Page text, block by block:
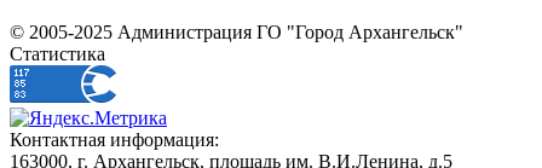
© 2005-2025 Администрация ГО "Город Архангельск"
Статистика
Контактная информация:
163000, г. Архангельск, площадь им. В.И.Ленина, д.5